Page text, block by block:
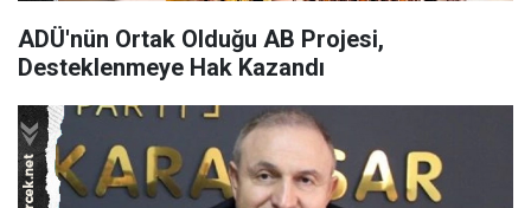
ADÜ'nün Ortak Olduğu AB Projesi,
Desteklenmeye Hak Kazandı